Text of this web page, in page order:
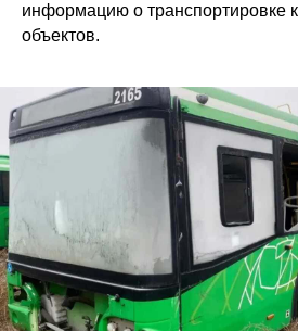
информацию о транспортировке
объектов.